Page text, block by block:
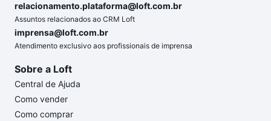
relacionamento.plataforma@loft.com.br
Assuntos relacionados ao CRM Loft
imprensa@loft.com.br
Atendimento exclusivo aos profissionais de imprensa
Sobre a Loft
Central de Ajuda
Como vender
Como comprar